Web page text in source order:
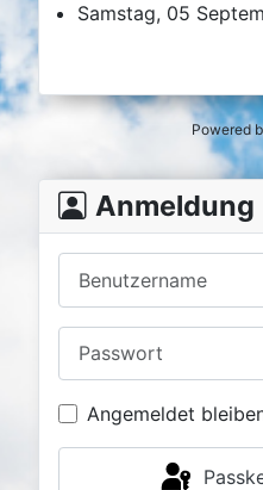
Samstag, 05
Powered
Anmeldung
Angemeldet